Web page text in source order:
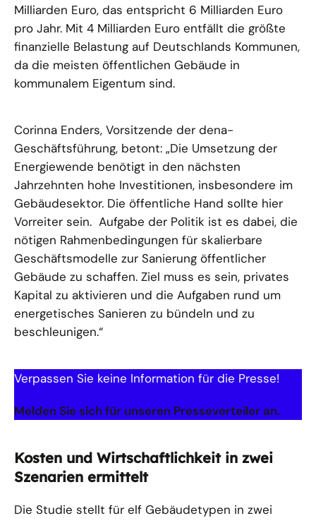
Milliarden Euro, das entspricht 6 Milliarden Euro
pro Jahr. Mit 4 Milliarden Euro entfällt die größte
finanzielle Belastung auf Deutschlands Kommunen,
da die meisten öffentlichen Gebäude in
kommunalem Eigentum sind.
Corinna Enders, Vorsitzende der dena-
Geschäftsführung, betont: „Die Umsetzung der
Energiewende benötigt in den nächsten
Jahrzehnten hohe Investitionen, insbesondere im
Gebäudesektor. Die öffentliche Hand sollte hier
Vorreiter sein. Aufgabe der Politik ist es dabei, die
nötigen Rahmenbedingungen für skalierbare
Geschäftsmodelle zur Sanierung öffentlicher
Gebäude zu schaffen. Ziel muss es sein, privates
Kapital zu aktivieren und die Aufgaben rund um
energetisches Sanieren zu bündeln und zu
beschleunigen.“
Verpassen Sie keine Information für die Presse!
Melden Sie sich für unseren Presseverteiler an.
Kosten und Wirtschaftlichkeit in zwei
Szenarien ermittelt
Die Studie stellt für elf Gebäudetypen in zwei